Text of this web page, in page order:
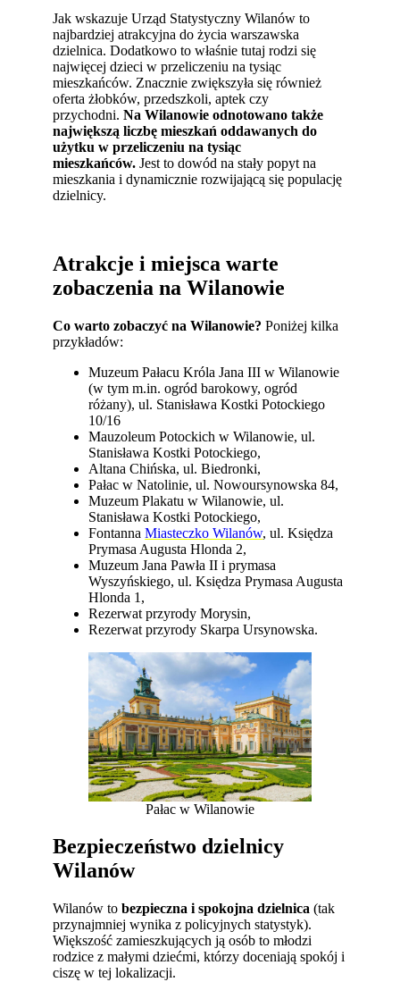
Jak wskazuje Urząd Statystyczny Wilanów to
najbardziej atrakcyjna do życia warszawska
dzielnica. Dodatkowo to właśnie tutaj rodzi się
najwięcej dzieci w przeliczeniu na tysiąc
mieszkańców. Znacznie zwiększyła się również
oferta żłobków, przedszkoli, aptek czy
przychodni.Na Wilanowie odnotowano także
największą liczbę mieszkań oddawanych do
użytku w przeliczeniu na tysiąc
mieszkańców. Jest to dowód na stały popyt na
mieszkania i dynamicznie rozwijającą się populację
dzielnicy.
Atrakcje i miejsca warte
zobaczenia na Wilanowie
Co warto zobaczyć na Wilanowie? Poniżej kilka
przykładów:
Muzeum Pałacu Króla Jana III w Wilanowie
(w tym m.in. ogród barokowy, ogród
różany), ul. Stanisława Kostki Potockiego
10/16
Mauzoleum Potockich w Wilanowie, ul.
Stanisława Kostki Potockiego,
Altana Chińska, ul. Biedronki,
Pałac w Natolinie, ul. Nowoursynowska 84,
Muzeum Plakatu w Wilanowie, ul.
Stanisława Kostki Potockiego,
FontannaMiasteczko Wilanów, ul. Księdza
Prymasa Augusta Hlonda 2,
Muzeum Jana Pawła II i prymasa
Wyszyńskiego, ul. Księdza Prymasa Augusta
Hlonda 1,
Rezerwat przyrody Morysin,
Rezerwat przyrody Skarpa Ursynowska.
Pałac w Wilanowie
Bezpieczeństwo dzielnicy
Wilanów
Wilanów tobezpieczna i spokojna dzielnica (tak
przynajmniej wynika z policyjnych statystyk).
Większość zamieszkujących ją osób to młodzi
rodzice z małymi dziećmi, którzy doceniają spokój i
ciszę w tej lokalizacji.